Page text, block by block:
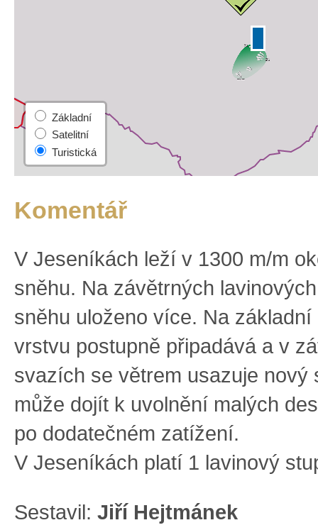
Komentář
V Jeseníkách leží v 1300 m/m
sněhu. Na závětrných
sněhu uloženo více. Na základní
vrstvu postupně připadává a v
svazích se větrem usazuje nový
může dojít k uvolnění malých
po dodatečném zatížení.
V Jeseníkách platí 1 lavinový
Sestavil: Jiří Hejtmánek